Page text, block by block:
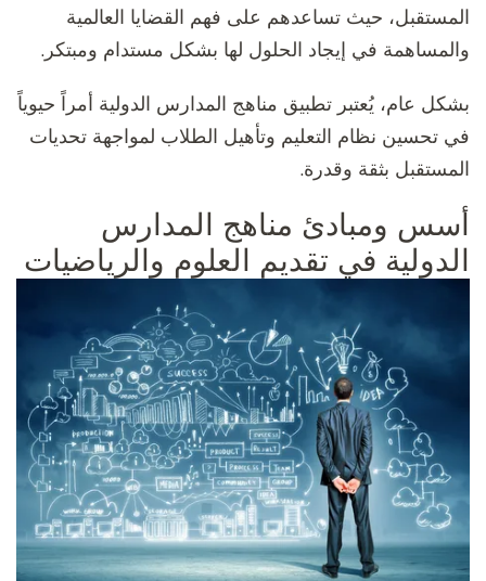
المستقبل، حيث تساعدهم على فهم القضايا العالمية
والمساهمة في إيجاد الحلول لها بشكل مستدام ومبتكر.
بشكل عام، يُعتبر تطبيق مناهج المدارس الدولية أمراً حيوياً
في تحسين نظام التعليم وتأهيل الطلاب لمواجهة تحديات
المستقبل بثقة وقدرة.
أسس ومبادئ مناهج المدارس
الدولية في تقديم العلوم والرياضيات